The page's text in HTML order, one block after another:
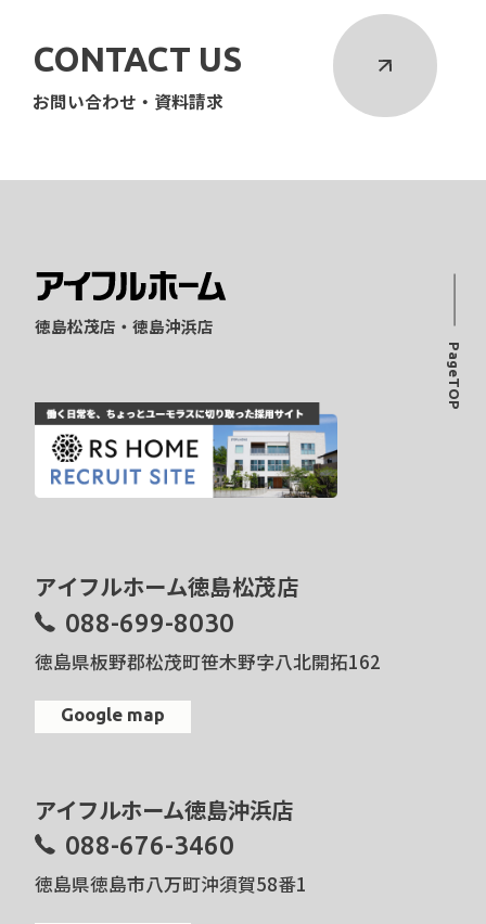
CONTACT US
お問い合わせ・資料請求
徳島松茂店・徳島沖浜店
アイフルホーム徳島松茂店
088-699-8030
徳島県板野郡松茂町笹木野字八北開拓162
Google map
アイフルホーム徳島沖浜店
088-676-3460
徳島県徳島市八万町沖須賀58番1
PageTOP